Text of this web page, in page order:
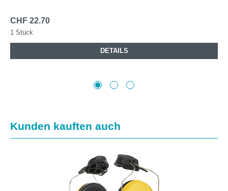
CHF 22.70
1 Stück
DETAILS
Produktgalerie überspringen
Kunden kauften auch